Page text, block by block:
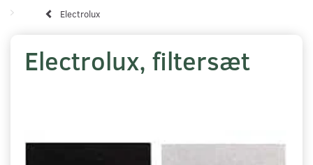
Electrolux
Electrolux, filtersæt